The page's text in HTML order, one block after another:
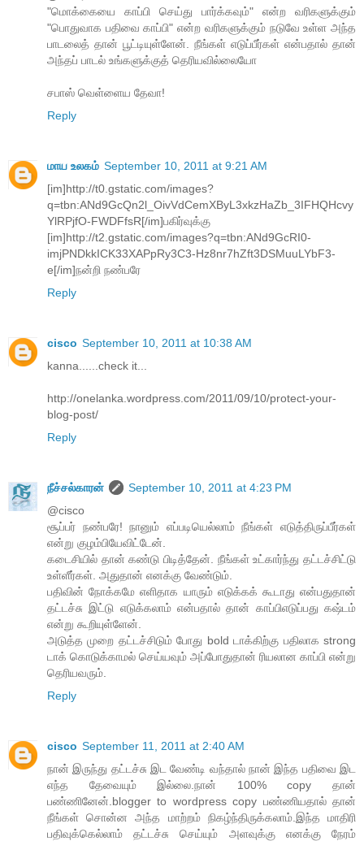
"மொக்கையை காப்பி செய்து பார்க்கவும்" என்ற வரிகளுக்கும்
"பொதுவாக பதிவை காப்பி" என்ற வரிகளுக்கும் நடுவே உள்ள அந்த
பாடலைத் தான் பூட்டியுள்ளேன். நீங்கள் எடுப்பீர்கள் என்பதால் தான்
அந்தப் பாடல் உங்களுக்குத் தெரியவில்லையோ
சபாஸ் வெள்ளைய தேவா!
Reply
மாய உலகம் September 10, 2011 at 9:21 AM
[im]http://t0.gstatic.com/images?
q=tbn:ANd9GcQn2l_OivVdCemXByL3xkzHaZb_3IFHQHcvy
YlRPjfO-FWDFfsR[/im]பகிர்வுக்கு
[im]http://t2.gstatic.com/images?q=tbn:ANd9GcRI0-
imjPNDkkICK33XAPpRy3C3-Hz8nr7hZft3DSMuuLYbF3-
e[/im]நன்றி நண்பரே
Reply
cisco September 10, 2011 at 10:38 AM
kanna......check it...
http://onelanka.wordpress.com/2011/09/10/protect-your-
blog-post/
Reply
நீச்சல்காரன்
September 10, 2011 at 4:23 PM
@cisco
சூப்பர் நண்பரே! நானும் எப்படியெல்லாம் நீங்கள் எடுத்திருப்பீர்கள்
என்று குழம்பியேவிட்டேன்.
கடைசியில் தான் கண்டு பிடித்தேன். நீங்கள் உட்கார்ந்து தட்டச்சிட்டு
உள்ளீர்கள். அதுதான் எனக்கு வேண்டும்.
பதிவின் நோக்கமே எளிதாக யாரும் எடுக்கக் கூடாது என்பதுதான்
தட்டச்சு இட்டு எடுக்கலாம் என்பதால் தான் காப்பிஎடுப்பது கஷ்டம்
என்று கூறியுள்ளேன்.
அடுத்த முறை தட்டச்சிடும் போது bold டாக்கிற்கு பதிலாக strong
டாக் கொடுக்காமல் செய்யவும் அப்போதுதான் ரியலான காப்பி என்று
தெரியவரும்.
Reply
cisco September 11, 2011 at 2:40 AM
நான் இருந்து தட்டச்சு இட வேண்டி வந்தால் நான் இந்த பதிவை இட
எந்த தேவையும் இல்லை.நான் 100% copy தான்
பண்ணினேன்.blogger to wordpress copy பண்ணியதால் தான்
நீங்கள் சொன்ன அந்த மாற்றம் நிகழ்ந்திருக்கலாம்.இந்த மாதிரி
பதிவுக்கெல்லாம் தட்டச்சு செய்யும் அளவுக்கு எனக்கு நேரம்